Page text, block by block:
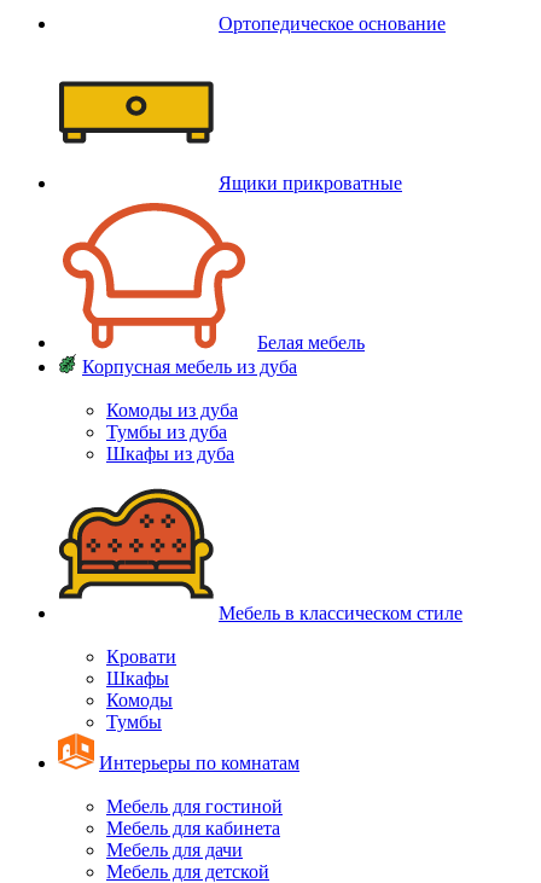
Ортопедическое основание
Ящики прикроватные
Белая мебель
Корпусная мебель из дуба
Комоды из дуба
Тумбы из дуба
Шкафы из дуба
Мебель в классическом стиле
Кровати
Шкафы
Комоды
Тумбы
Интерьеры по комнатам
Мебель для гостиной
Мебель для кабинета
Мебель для дачи
Мебель для детской